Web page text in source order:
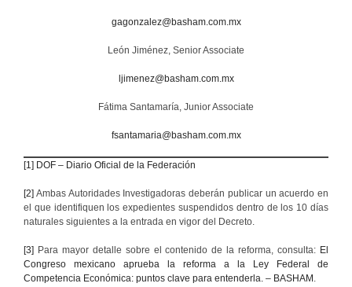
gagonzalez@basham.com.mx
León Jiménez, Senior Associate
ljimenez@basham.com.mx
Fátima Santamaría, Junior Associate
fsantamaria@basham.com.mx
[1] DOF – Diario Oficial de la Federación
[2] Ambas Autoridades Investigadoras deberán publicar un acuerdo en
el que identifiquen los expedientes suspendidos dentro de los 10 días
naturales siguientes a la entrada en vigor del Decreto.
[3] Para mayor detalle sobre el contenido de la reforma, consulta: El
Congreso mexicano aprueba la reforma a la Ley Federal de
Competencia Económica: puntos clave para entenderla. – BASHAM